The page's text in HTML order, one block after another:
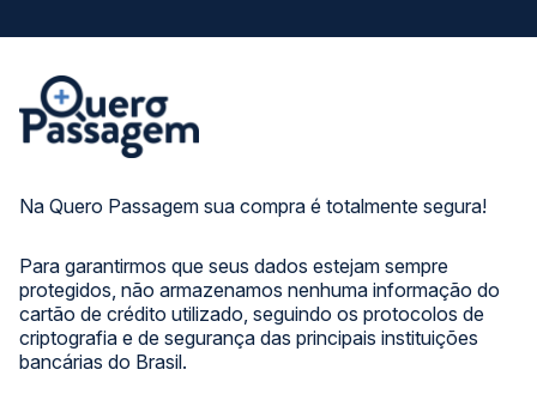
Na Quero Passagem sua compra é totalmente segura!
Para garantirmos que seus dados estejam sempre
protegidos, não armazenamos nenhuma informação do
cartão de crédito utilizado, seguindo os protocolos de
criptografia e de segurança das principais instituições
bancárias do Brasil.